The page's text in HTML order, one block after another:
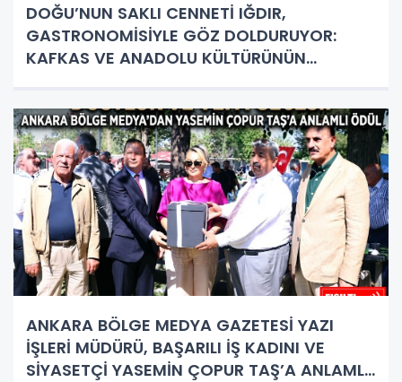
DOĞU’NUN SAKLI CENNETİ IĞDIR,
GASTRONOMİSİYLE GÖZ DOLDURUYOR:
KAFKAS VE ANADOLU KÜLTÜRÜNÜN
ANKARA BÖLGE MEDYA GAZETESİ YAZI
İŞLERİ MÜDÜRÜ, BAŞARILI İŞ KADINI VE
SİYASETÇİ YASEMİN ÇOPUR TAŞ’A ANLAMLI